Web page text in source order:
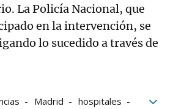
La Policía Nacional, que
en la intervención, se
lo sucedido a través de
Madrid
hospitales